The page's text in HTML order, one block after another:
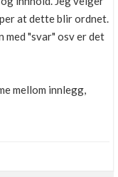
at dette blir ordnet.
med "svar" osv er det
mellom innlegg,